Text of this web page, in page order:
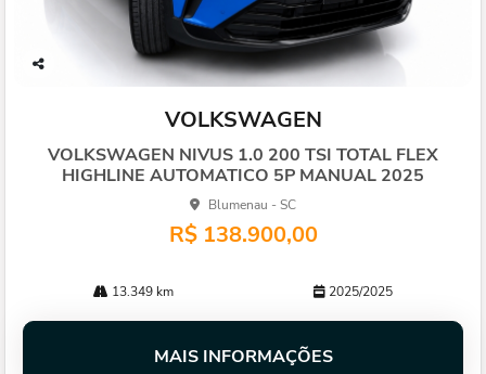
VOLKSWAGEN
VOLKSWAGEN NIVUS 1.0 200 TSI TOTAL FLEX
HIGHLINE AUTOMATICO 5P MANUAL 2025
Blumenau - SC
R$ 138.900,00
13.349 km 2025/2025
MAIS INFORMAÇÕES